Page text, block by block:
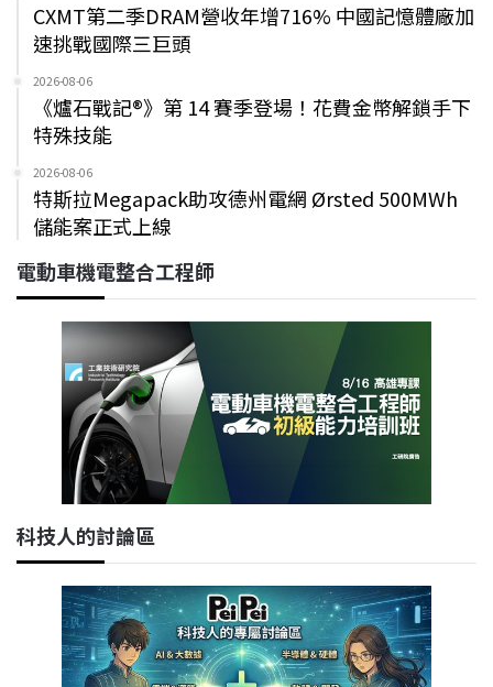
CXMT第二季DRAM營收年增716% 中國記憶體廠加
速挑戰國際三巨頭
2026-08-06
《爐石戰記®》第 14 賽季登場！花費金幣解鎖手下
特殊技能
2026-08-06
特斯拉Megapack助攻德州電網 Ørsted 500MWh
儲能案正式上線
電動車機電整合工程師
科技人的討論區